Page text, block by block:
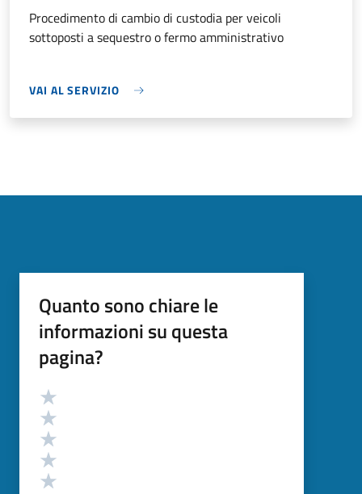
Procedimento di cambio di custodia per veicoli
sottoposti a sequestro o fermo amministrativo
VAI AL SERVIZIO
Quanto sono chiare le
informazioni su questa
pagina?
Valutazione